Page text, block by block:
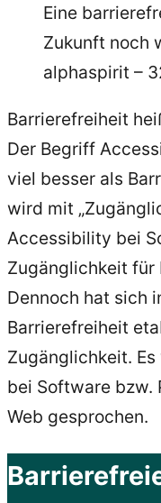
Eine
Zukunft noch
alphaspirit –
Barrierefreiheit
Der Begriff
viel besser als
wird mit
Accessibility bei
Zugänglichkeit für
Dennoch hat sich
Barrierefreiheit
Zugänglichkeit.
bei Software bzw.
Web gesprochen.